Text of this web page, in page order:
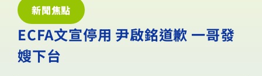
新聞焦點
ECFA文宣停用 尹啟銘道歉 一哥發
嫂下台